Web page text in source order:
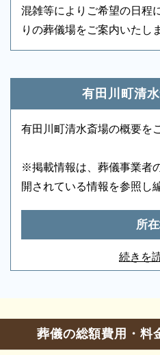
バリアフリー意識
ロビー
・葬儀専用施設
利用いただく
もしもの時は深夜・早朝に
す。病院などから故人を移
配、ご安置先（霊安室・安
葬儀のことなら何でもお任
ドライアイス）などを、ご
します。また、市区役所へ
混雑等によりご希望の日程
りの葬儀場をご案内いたし
続きを
有田川町清
有田川町清水斎場の概要を
※掲載情報は、葬儀事業者
開されている情報を参照し
所
和歌山県有田郡有田川町大
葬儀の相談
参列等のお問合せ
葬儀の総額費用・料